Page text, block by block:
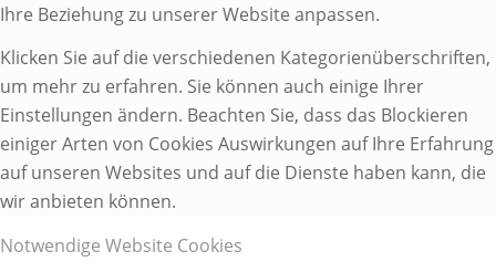
Ihre Beziehung zu unserer Website anpassen.
Klicken Sie auf die verschiedenen Kategorienüberschriften,
um mehr zu erfahren. Sie können auch einige Ihrer
Einstellungen ändern. Beachten Sie, dass das Blockieren
einiger Arten von Cookies Auswirkungen auf Ihre Erfahrung
auf unseren Websites und auf die Dienste haben kann, die
wir anbieten können.
Notwendige Website Cookies